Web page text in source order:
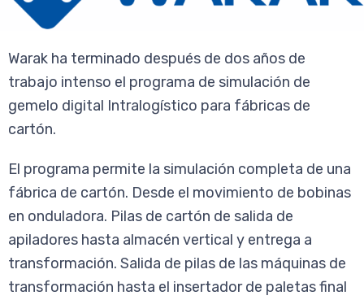
Warak ha terminado después de dos años de
trabajo intenso el programa de simulación de
gemelo digital Intralogístico para fábricas de
cartón.
El programa permite la simulación completa de una
fábrica de cartón. Desde el movimiento de bobinas
en onduladora. Pilas de cartón de salida de
apiladores hasta almacén vertical y entrega a
transformación. Salida de pilas de las máquinas de
transformación hasta el insertador de paletas final